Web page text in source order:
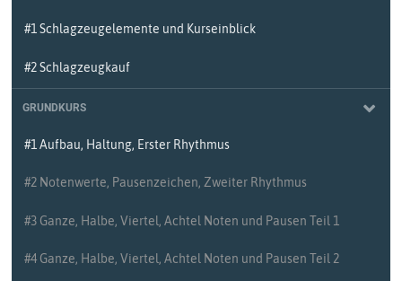
#1 Schlagzeugelemente und Kurseinblick
#2 Schlagzeugkauf
GRUNDKURS
#1 Aufbau, Haltung, Erster Rhythmus
#2 Notenwerte, Pausenzeichen, Zweiter Rhythmus
#3 Ganze, Halbe, Viertel, Achtel Noten und Pausen Teil 1
#4 Ganze, Halbe, Viertel, Achtel Noten und Pausen Teil 2